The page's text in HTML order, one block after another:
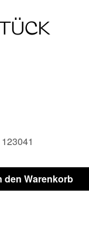
den Warenkorb